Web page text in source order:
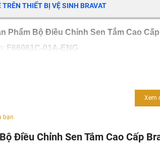
TRÊN THIẾT BỊ VỆ SINH BRAVAT
Phẩm Bộ Điều Chỉnh Sen Tắm Cao
F66061C-01A-ENG
20L / phút @ 0,3MPa
Quốc
Xem
bạn
Điều Chỉnh Sen Tắm Cao Cấp